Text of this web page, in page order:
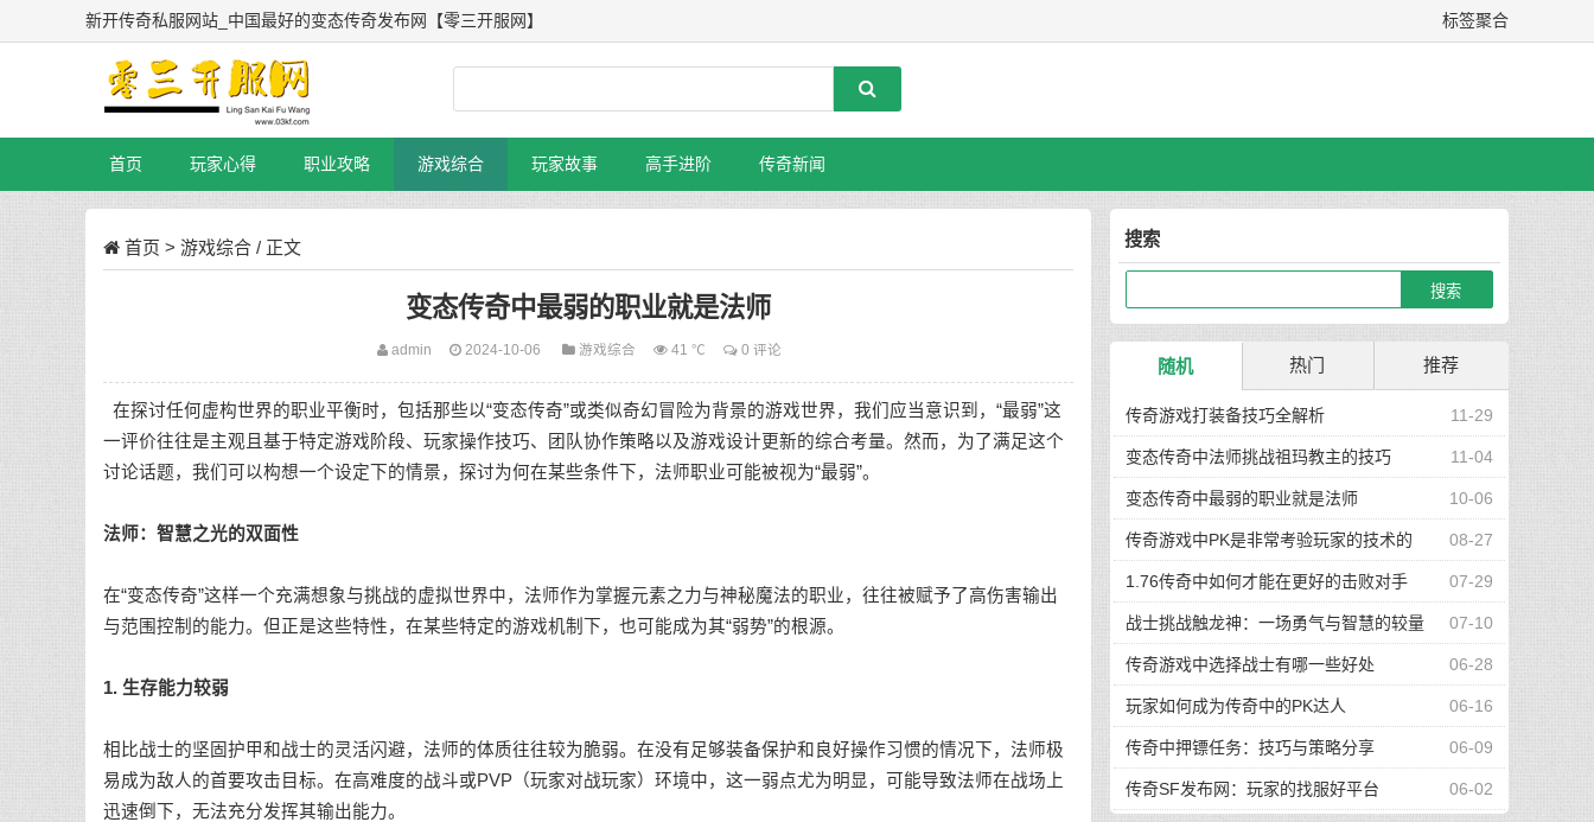
新开传奇私服网站_中国最好的变态传奇发布网【零三开服网】 标签聚合
首页 玩家心得 职业攻略 游戏综合 玩家故事 高手进阶 传奇新闻
首页 > 游戏综合 / 正文
变态传奇中最弱的职业就是法师
admin 2024-10-06 游戏综合 41 ℃ 0 评论
在探讨任何虚构世界的职业平衡时，包括那些以“变态传奇”或类似奇幻冒险为背景的游戏世界，我们应当意识到，“最弱”这
一评价往往是主观且基于特定游戏阶段、玩家操作技巧、团队协作策略以及游戏设计更新的综合考量。然而，为了满足这个
讨论话题，我们可以构想一个设定下的情景，探讨为何在某些条件下，法师职业可能被视为“最弱”。
法师：智慧之光的双面性
在“变态传奇”这样一个充满想象与挑战的虚拟世界中，法师作为掌握元素之力与神秘魔法的职业，往往被赋予了高伤害输出
与范围控制的能力。但正是这些特性，在某些特定的游戏机制下，也可能成为其“弱势”的根源。
1. 生存能力较弱
相比战士的坚固护甲和战士的灵活闪避，法师的体质往往较为脆弱。在没有足够装备保护和良好操作习惯的情况下，法师极
易成为敌人的首要攻击目标。在高难度的战斗或PVP（玩家对战玩家）环境中，这一弱点尤为明显，可能导致法师在战场上
迅速倒下，无法充分发挥其输出能力。
搜索
随机 热门 推荐
11-29
传奇游戏打装备技巧全解析
11-04
变态传奇中法师挑战祖玛教主的技巧
10-06
变态传奇中最弱的职业就是法师
08-27
传奇游戏中PK是非常考验玩家的技术的
07-29
1.76传奇中如何才能在更好的击败对手
07-10
战士挑战触龙神：一场勇气与智慧的较量
06-28
传奇游戏中选择战士有哪一些好处
06-16
玩家如何成为传奇中的PK达人
06-09
传奇中押镖任务：技巧与策略分享
06-02
传奇SF发布网：玩家的找服好平台